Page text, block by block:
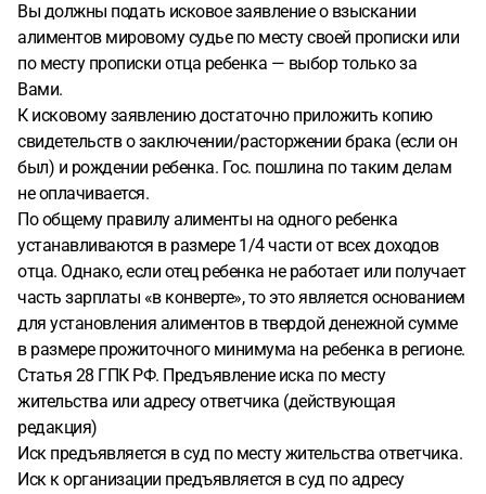
Вы должны подать исковое заявление о взыскании
алиментов мировому судье по месту своей прописки или
по месту прописки отца ребенка — выбор только за
Вами.
К исковому заявлению достаточно приложить копию
свидетельств о заключении/расторжении брака (если он
был) и рождении ребенка. Гос. пошлина по таким делам
не оплачивается.
По общему правилу алименты на одного ребенка
устанавливаются в размере 1/4 части от всех доходов
отца. Однако, если отец ребенка не работает или получает
часть зарплаты «в конверте», то это является основанием
для установления алиментов в твердой денежной сумме
в размере прожиточного минимума на ребенка в регионе.
Статья 28 ГПК РФ. Предъявление иска по месту
жительства или адресу ответчика (действующая
редакция)
Иск предъявляется в суд по месту жительства ответчика.
Иск к организации предъявляется в суд по адресу